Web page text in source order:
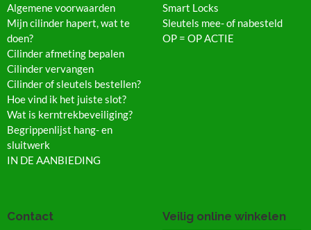
Smart Locks
Sleutels mee- of nabesteld
OP = OP ACTIE
Algemene voorwaarden
Mijn cilinder hapert, wat te
doen?
Cilinder afmeting bepalen
Cilinder vervangen
Cilinder of sleutels bestellen?
Hoe vind ik het juiste slot?
Wat is kerntrekbeveiliging?
Begrippenlijst hang- en
sluitwerk
IN DE AANBIEDING
Contact Veilig online winkelen